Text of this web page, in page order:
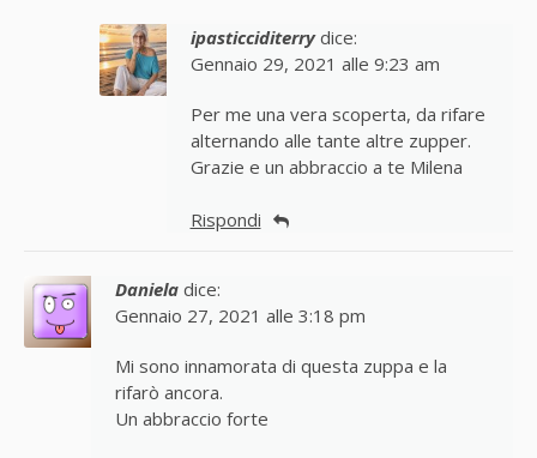
ipasticciditerry dice:
Gennaio 29, 2021 alle 9:23 am
Per me una vera scoperta, da rifare
alternando alle tante altre zupper.
Grazie e un abbraccio a te Milena
Rispondi
Daniela dice:
Gennaio 27, 2021 alle 3:18 pm
Mi sono innamorata di questa zuppa e la
rifarò ancora.
Un abbraccio forte